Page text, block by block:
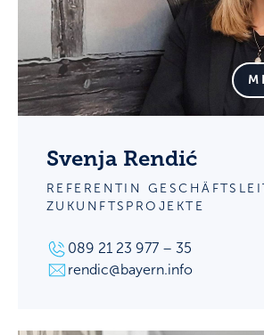
Svenja Rendić
REFERENTIN
ZUKUNFTSPROJEKTE
089 21 23 977 – 35
rendic@bayern.info